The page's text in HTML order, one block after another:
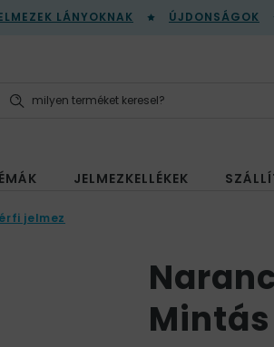
LÁNYOKNAK ÚJDONSÁGOK
JELMEZKELLÉKEK
jelmez